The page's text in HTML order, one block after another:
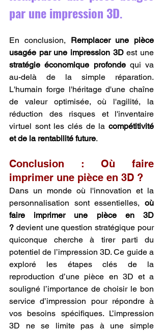
par une impression 3D.
En conclusion, Remplacer une pièce
usagée par une impression 3D
stratégie économique profonde qui va
au-delà de la simple réparation.
L'humain forge l'héritage d'une chaîne
de valeur optimisée, où l'agilité, la
réduction des risques et l'inventaire
virtuel sont les clés de la compétitivité
et de la rentabilité future.
Conclusion : Où faire
imprimer une pièce en 3D ?
Dans un monde où l'innovation et la
personnalisation sont essentielles, où
faire imprimer une pièce en 3D
? devient une question stratégique pour
quiconque cherche à tirer parti du
potentiel de l’impression 3D. Ce guide a
exploré les étapes clés de la
reproduction d’une pièce en 3D et a
souligné l’importance de choisir le bon
service d’impression pour répondre à
vos besoins spécifiques. L’impression
3D ne se limite pas à une simple